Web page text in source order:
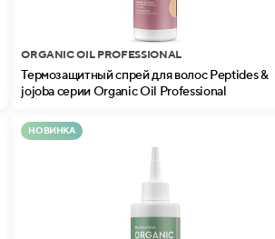
ORGANIC OIL PROFESSIONAL
Термозащитный спрей для волоc Peptides &
jojoba серии Organic Oil Professional
НОВИНКА